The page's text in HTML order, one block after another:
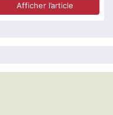
Afficher l’article